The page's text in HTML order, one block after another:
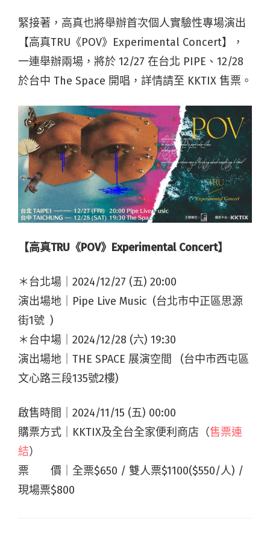
緊接著，高真也將舉辦首次個人實驗性專場演出
【高真TRU《POV》Experimental Concert】，
一連舉辦兩場，將於 12/27 在台北 PIPE、12/28
於台中 The Space 開唱，詳情請至 KKTIX 售票。
【高真TRU 《POV》 Experimental Concert】
＊台北場｜2024/12/27 (五) 20:00
演出場地｜Pipe Live Music (台北市中正區思源
街1號 )
＊台中場｜2024/12/28 (六) 19:30
演出場地｜THE SPACE 展演空間 (台中市西屯區
文心路三段135號2樓)
啟售時間｜2024/11/15 (五) 00:00
購票方式｜KKTIX及全台全家便利商店（售票連
結）
票 價｜全票$650 / 雙人票$1100($550/人) /
現場票$800